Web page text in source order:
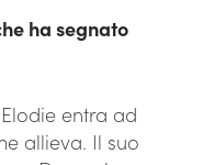
ha segnato
entra ad
allieva. Il suo